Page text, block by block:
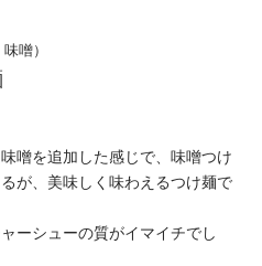
噌）
噌を追加した感じで、味噌つけ
が、美味しく味わえるつけ麺で
ーシューの質がイマイチでし